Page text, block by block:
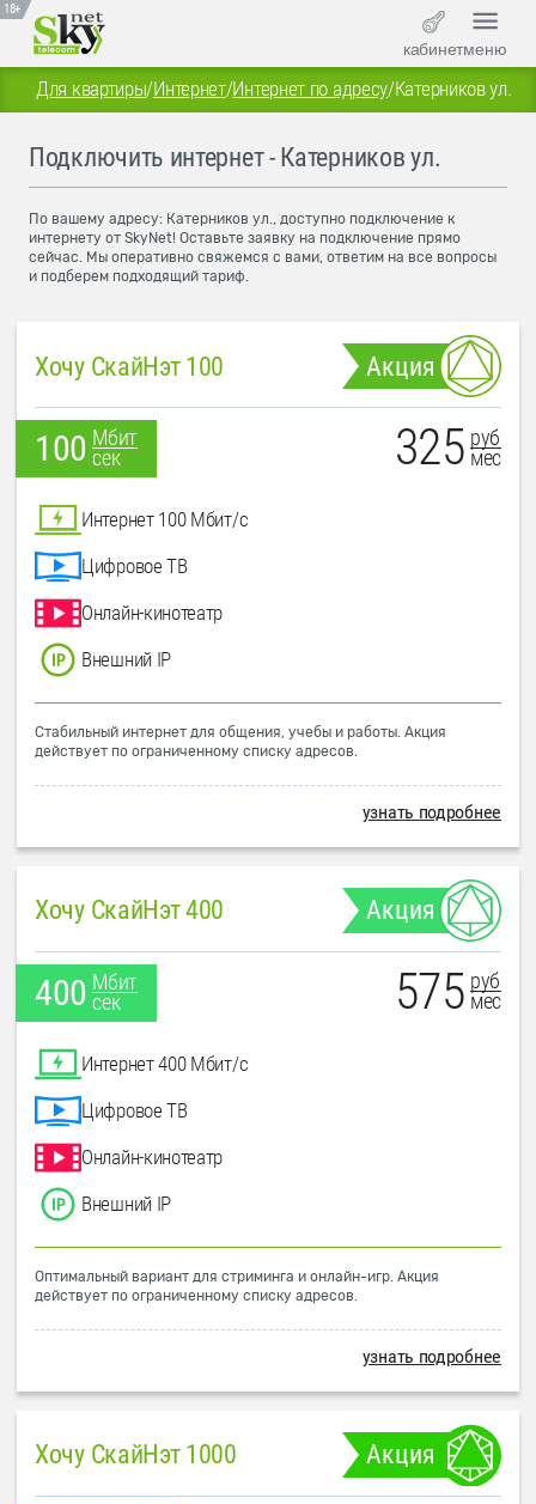
18+
кабинетменю
Для квартиры/Интернет/Интернет по адресу/Катерников ул.
Подключить интернет - Катерников ул.
По вашему адресу: Катерников ул., доступно подключение к
интернету от SkyNet! Оставьте заявку на подключение прямо
сейчас. Мы оперативно свяжемся с вами, ответим на все вопросы
и подберем подходящий тариф.
Хочу СкайНэт 100 Акция
100 Мбит
сек
325 руб
мес
Интернет 100 Мбит/с
Цифровое ТВ
Онлайн-кинотеатр
Внешний IP
Стабильный интернет для общения, учебы и работы. Акция
действует по ограниченному списку адресов.
узнать подробнее
Хочу СкайНэт 400 Акция
400 Мбит
сек
575 руб
мес
Интернет 400 Мбит/с
Цифровое ТВ
Онлайн-кинотеатр
Внешний IP
Оптимальный вариант для стриминга и онлайн-игр. Акция
действует по ограниченному списку адресов.
узнать подробнее
Хочу СкайНэт 1000 Акция